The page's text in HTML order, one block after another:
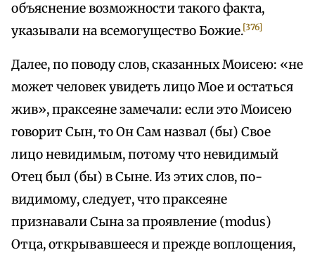
объяснение возможности такого факта,
указывали на всемогущество Божие.[376]
Далее, по поводу слов, сказанных Моисею: «не
может человек увидеть лицо Мое и остаться
жив», праксеяне замечали: если это Моисею
говорит Сын, то Он Сам назвал (бы) Свое
лицо невидимым, потому что невидимый
Отец был (бы) в Сыне. Из этих слов, по-
видимому, следует, что праксеяне
признавали Сына за проявление (modus)
Отца, открывавшееся и прежде воплощения,